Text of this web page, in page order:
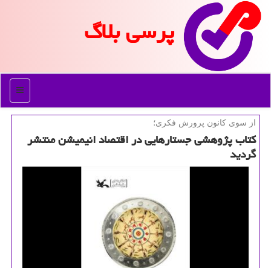
پرسی بلاگ
منو
از سوی كانون پرورش فكری؛
كتاب پژوهشی جستارهایی در اقتصاد انیمیشن منتشر
گردید